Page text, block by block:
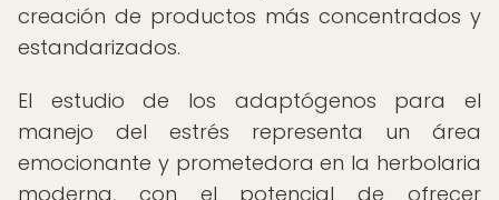
creación de productos más concentrados y
estandarizados.
El estudio de los adaptógenos para el
manejo del estrés representa un área
emocionante y prometedora en la herbolaria
moderna, con el potencial de ofrecer